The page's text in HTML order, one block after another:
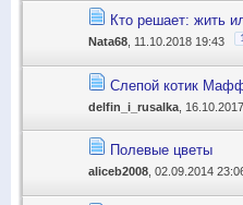
Кто решает: жить
Nata68 , 11.10.2018 19:43
Слепой котик
delfin_i_rusalka ,
Полевые цветы
aliceb2008 , 02.09.2014